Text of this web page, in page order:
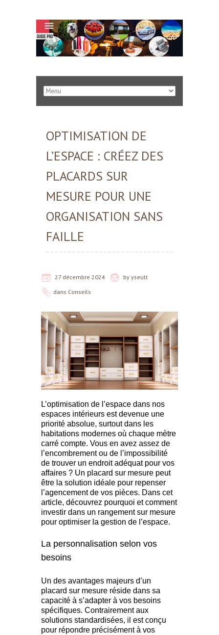
OPTIMISATION DE
L’ESPACE : CRÉEZ DES
PLACARDS SUR
MESURE POUR UNE
ORGANISATION SANS
FAILLE
27 décembre 2024 by yseult
dans Conseils
L’optimisation de l’espace dans nos
espaces intérieurs est devenue une
priorité absolue, surtout dans les
habitations modernes où chaque mètre
carré compte. Vous en avez assez de
l’encombrement ou de l’impossibilité
de trouver un endroit adéquat pour vos
affaires ? Un placard sur mesure peut
être la solution idéale pour repenser
l’agencement de vos pièces. Dans cet
article, découvrez pourquoi et comment
investir dans un rangement sur mesure
pour optimiser la gestion de l’espace.
La personnalisation selon vos
besoins
Un des avantages majeurs d’un
placard sur mesure réside dans sa
capacité à s’adapter à vos besoins
spécifiques. Contrairement aux
solutions standardisées, il est conçu
pour répondre précisément à vos